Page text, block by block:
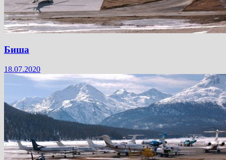
Биша
18.07.2020